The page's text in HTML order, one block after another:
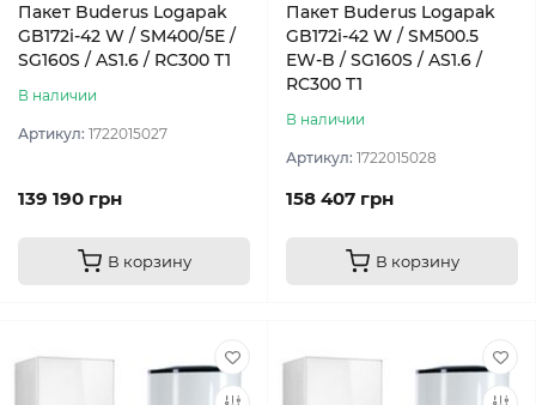
Пакет Buderus Logapak
GB172i-42 W / SM400/5E /
SG160S / AS1.6 / RC300 T1
В наличии
Артикул: 1722015027
139 190 грн
В корзину
Пакет Buderus Logapak
GB172i-42 W / SM500.5
EW-B / SG160S / AS1.6 /
RC300 T1
В наличии
Артикул: 1722015028
158 407 грн
В корзину